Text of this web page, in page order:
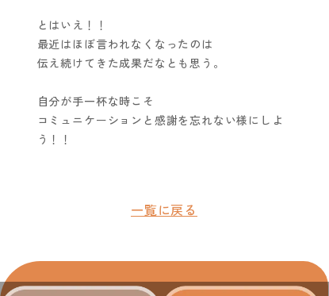
とはいえ！！
最近はほぼ言われなくなったのは
伝え続けてきた成果だなとも思う。
自分が手一杯な時こそ
コミュニケーションと感謝を忘れない様にしよ
う！！
一覧に戻る